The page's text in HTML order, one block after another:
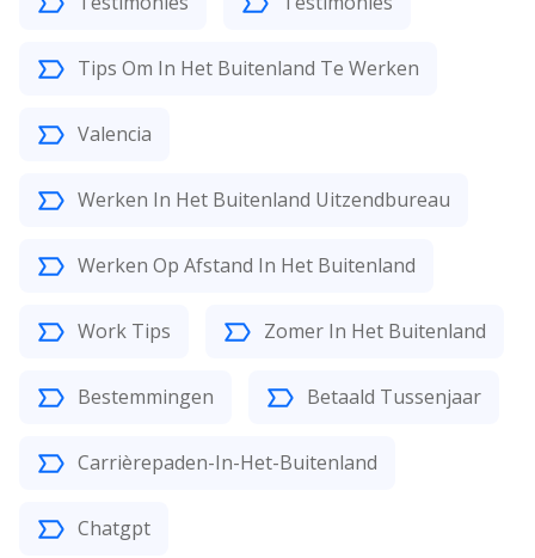
Tips Om In Het Buitenland Te Werken
Valencia
Werken In Het Buitenland Uitzendbureau
Werken Op Afstand In Het Buitenland
Work Tips Zomer In Het Buitenland
Bestemmingen Betaald Tussenjaar
Carrièrepaden-In-Het-Buitenland
Chatgpt